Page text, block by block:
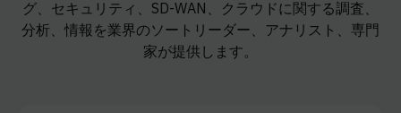
グ、セキュリティ、SD-WAN、クラウドに関する調査、
分析、情報を業界のソートリーダー、アナリスト、専門
家が提供します。